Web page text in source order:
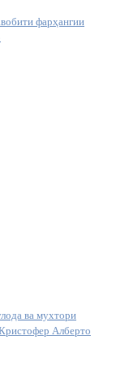
фарҳангии
ва мухтори
Алберто